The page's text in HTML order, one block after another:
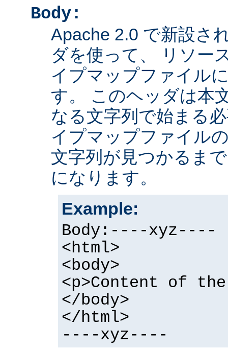
Body:
Apache 2.0 で新設さ
ダを使って、 リソー
イプマップファイル
す。 このヘッダは本
なる文字列で始まる
イプマップファイル
文字列が見つかるま
になります。
Example:
Body:----xyz----
<html>
<body>
<p>Content of
</body>
</html>
----xyz----